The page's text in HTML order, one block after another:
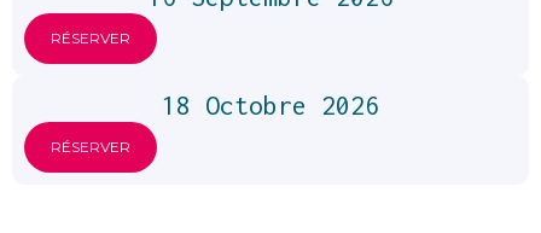
RÉSERVER
18 Octobre 2026
RÉSERVER